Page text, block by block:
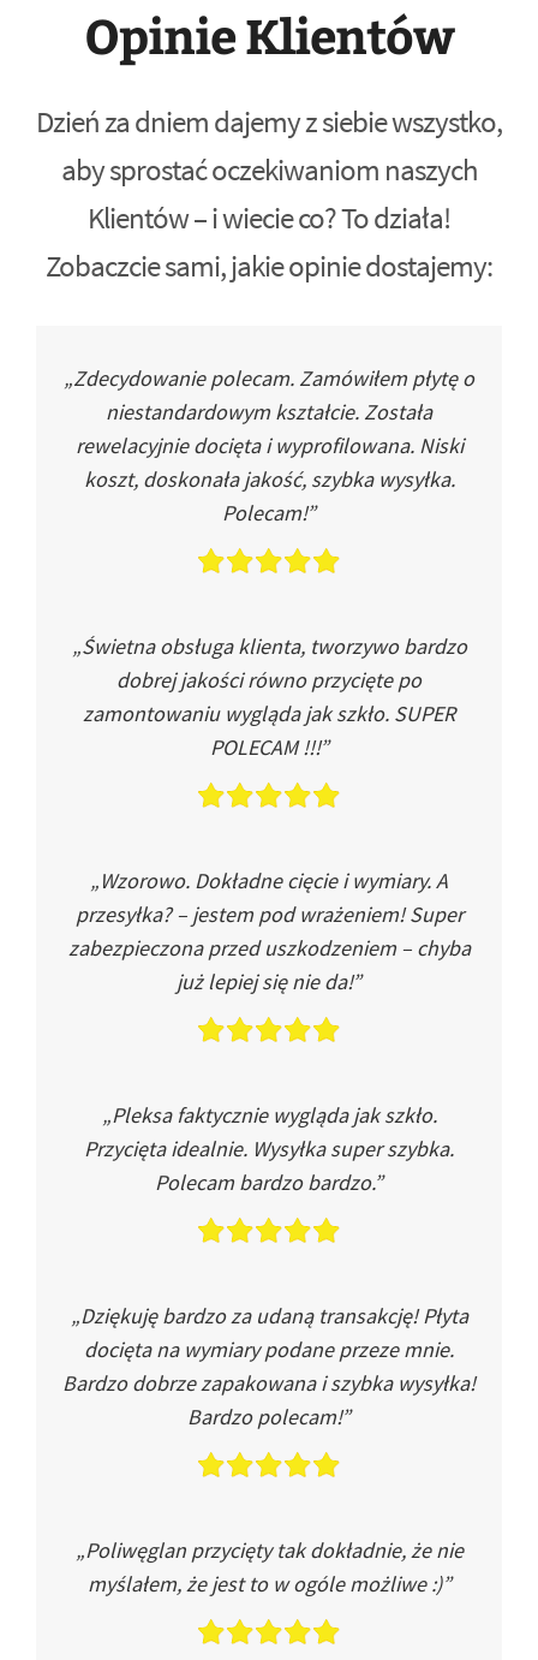
Opinie Klientów
Dzień za dniem dajemy z siebie wszystko,
aby sprostać oczekiwaniom naszych
Klientów – i wiecie co? To działa!
Zobaczcie sami, jakie opinie dostajemy:
„Zdecydowanie polecam. Zamówiłem płytę o
niestandardowym kształcie. Została
rewelacyjnie docięta i wyprofilowana. Niski
koszt, doskonała jakość, szybka wysyłka.
Polecam!”
„Świetna obsługa klienta, tworzywo bardzo
dobrej jakości równo przycięte po
zamontowaniu wygląda jak szkło. SUPER
POLECAM !!!”
„Wzorowo. Dokładne cięcie i wymiary. A
przesyłka? – jestem pod wrażeniem! Super
zabezpieczona przed uszkodzeniem – chyba
już lepiej się nie da!”
„Pleksa faktycznie wygląda jak szkło.
Przycięta idealnie. Wysyłka super szybka.
Polecam bardzo bardzo.”
„Dziękuję bardzo za udaną transakcję! Płyta
docięta na wymiary podane przeze mnie.
Bardzo dobrze zapakowana i szybka wysyłka!
Bardzo polecam!”
„Poliwęglan przycięty tak dokładnie, że nie
myślałem, że jest to w ogóle możliwe :)”